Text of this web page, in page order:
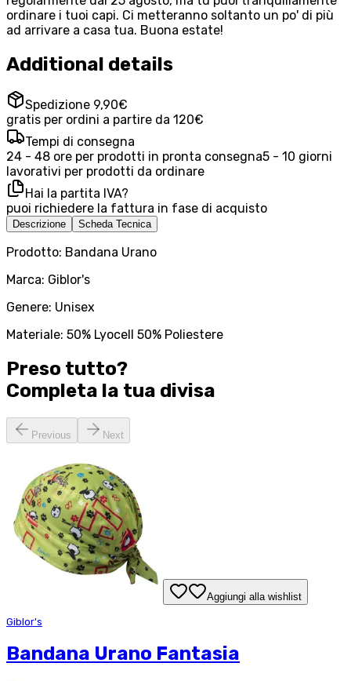
ordinare i tuoi capi. Ci metteranno soltanto un po' di più
ad arrivare a casa tua. Buona estate!
Additional details
Spedizione 9,90€
gratis per ordini a partire da 120€
Tempi di consegna
24 - 48 ore per prodotti in pronta consegna5 - 10 giorni
lavorativi per prodotti da ordinare
Hai la partita IVA?
puoi richiedere la fattura in fase di acquisto
Descrizione Scheda Tecnica
Prodotto: Bandana Urano
Marca: Giblor's
Genere: Unisex
Materiale: 50% Lyocell 50% Poliestere
Preso tutto?
Completa la tua divisa
Previous Next
Aggiungi alla wishlist
Giblor's
Bandana Urano Fantasia